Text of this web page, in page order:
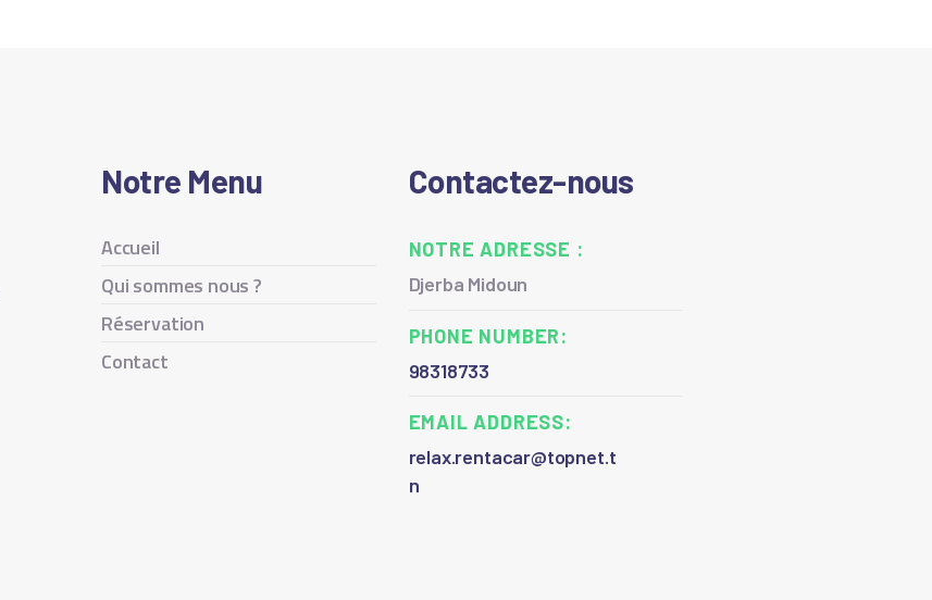
Notre Menu
Accueil
Qui sommes nous ?
Réservation
Contact
Contactez-nous
NOTRE ADRESSE :
Djerba Midoun
PHONE NUMBER:
98318733
EMAIL ADDRESS:
relax.rentacar@topnet.t
n